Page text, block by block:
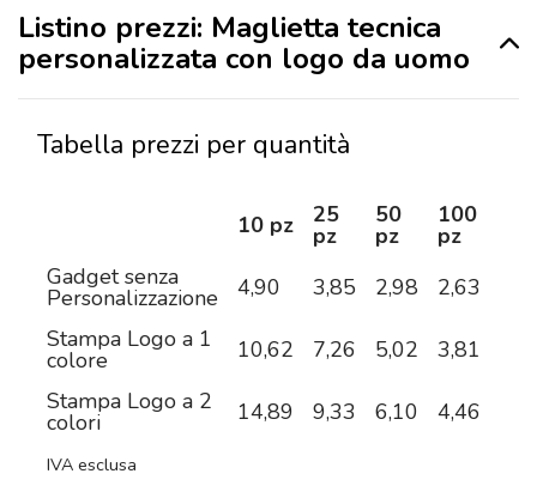
Listino prezzi: Maglietta tecnica
personalizzata con logo da uomo
Tabella prezzi per quantità
10 pz 25
pz
50
pz
100
pz
Gadget senza
Personalizzazione 4,90 3,85 2,98 2,63
Stampa Logo a 1
colore 10,62 7,26 5,02 3,81
Stampa Logo a 2
colori 14,89 9,33 6,10 4,46
IVA esclusa